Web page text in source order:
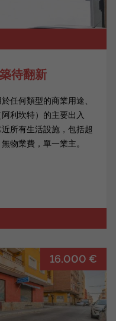
待翻新
任何類型的商業用途、
利坎特）的主要出入
所有生活設施，包括超
物業費，單一業主。
16.000 €